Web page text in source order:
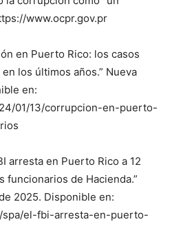
www.ocpr.gov.pr
en Puerto Rico: los casos
los últimos años.” Nueva
en:
01/13/corrupcion-en-puerto-
arresta en Puerto Rico a 12
funcionarios de Hacienda.”
2025. Disponible en:
spa/el-fbi-arresta-en-puerto-